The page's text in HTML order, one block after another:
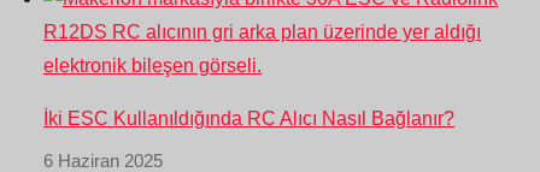
İki ESC Kullanıldığında RC Alıcı Nasıl Bağlanır?
6 Haziran 2025